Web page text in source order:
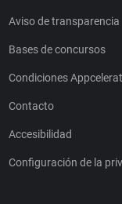
Aviso de transparencia
Bases de concursos
Condiciones
Contacto
Accesibilidad
Configuración de la